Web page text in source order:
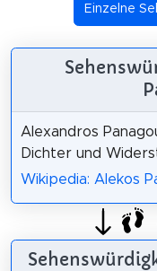
Einzelne
Alexandros
Dichter und
Wikipedia: Alekos